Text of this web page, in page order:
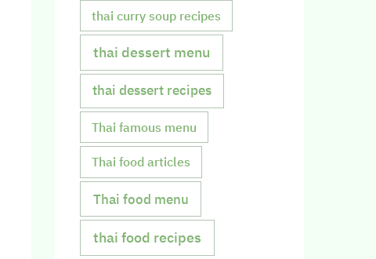
thai curry soup recipes
thai dessert menu
thai dessert recipes
Thai famous menu
Thai food articles
Thai food menu
thai food recipes